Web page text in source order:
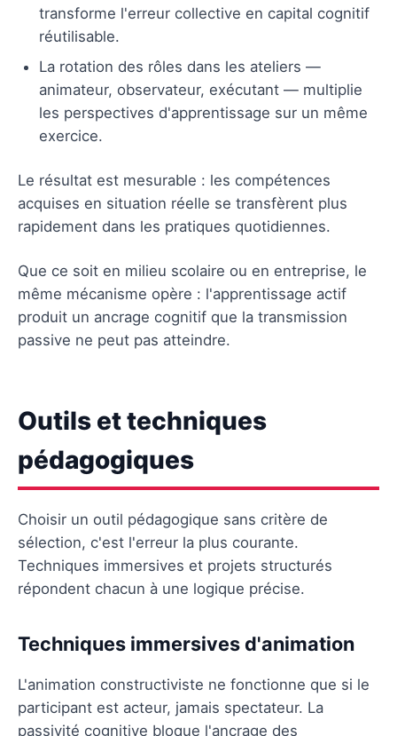
transforme l'erreur collective en capital cognitif
réutilisable.
La rotation des rôles dans les ateliers —
animateur, observateur, exécutant — multiplie
les perspectives d'apprentissage sur un même
exercice.
Le résultat est mesurable : les compétences
acquises en situation réelle se transfèrent plus
rapidement dans les pratiques quotidiennes.
Que ce soit en milieu scolaire ou en entreprise, le
même mécanisme opère : l'apprentissage actif
produit un ancrage cognitif que la transmission
passive ne peut pas atteindre.
Outils et techniques
pédagogiques
Choisir un outil pédagogique sans critère de
sélection, c'est l'erreur la plus courante.
Techniques immersives et projets structurés
répondent chacun à une logique précise.
Techniques immersives d'animation
L'animation constructiviste ne fonctionne que si le
participant est acteur, jamais spectateur. La
passivité cognitive bloque l'ancrage des